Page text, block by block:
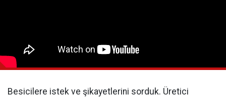
Besicilere istek ve şikayetlerini sorduk. Üretici